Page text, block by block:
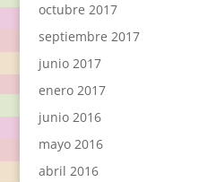
octubre 2017
septiembre 2017
junio 2017
enero 2017
junio 2016
mayo 2016
abril 2016